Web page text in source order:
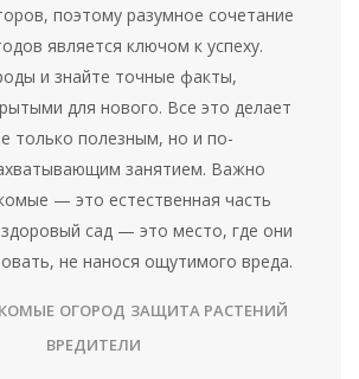
поэтому разумное сочетание
является ключом к успеху.
и знайте точные факты,
для нового. Все это делает
только полезным, но и по-
занятием. Важно
— это естественная часть
сад — это место, где они
не нанося ощутимого вреда.
ОГОРОД ЗАЩИТА РАСТЕНИЙ
ВРЕДИТЕЛИ